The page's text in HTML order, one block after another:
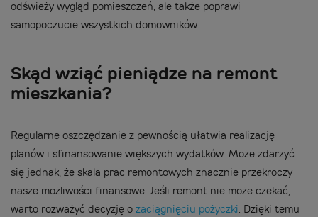
odświeży wygląd pomieszczeń, ale także poprawi
samopoczucie wszystkich domowników.
Skąd wziąć pieniądze na remont
mieszkania?
Regularne oszczędzanie z pewnością ułatwia realizację
planów i sfinansowanie większych wydatków. Może zdarzyć
się jednak, że skala prac remontowych znacznie przekroczy
nasze możliwości finansowe. Jeśli remont nie może czekać,
warto rozważyć decyzję o zaciągnięciu pożyczki. Dzięki temu